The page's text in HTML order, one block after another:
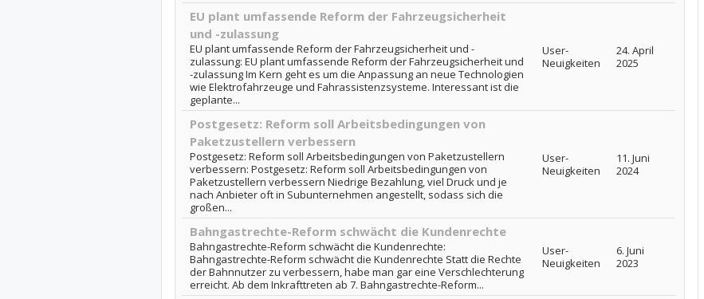
EU plant umfassende Reform der Fahrzeugsicherheit
und -zulassung
EU plant umfassende Reform der Fahrzeugsicherheit und -
zulassung: EU plant umfassende Reform der Fahrzeugsicherheit und
-zulassung Im Kern geht es um die Anpassung an neue Technologien
wie Elektrofahrzeuge und Fahrassistenzsysteme. Interessant ist die
geplante...
User-
Neuigkeiten
24. April
2025
Postgesetz: Reform soll Arbeitsbedingungen von
Paketzustellern verbessern
Postgesetz: Reform soll Arbeitsbedingungen von Paketzustellern
verbessern: Postgesetz: Reform soll Arbeitsbedingungen von
Paketzustellern verbessern Niedrige Bezahlung, viel Druck und je
nach Anbieter oft in Subunternehmen angestellt, sodass sich die
großen...
User-
Neuigkeiten
11. Juni
2024
Bahngastrechte-Reform schwächt die Kundenrechte
Bahngastrechte-Reform schwächt die Kundenrechte:
Bahngastrechte-Reform schwächt die Kundenrechte Statt die Rechte
der Bahnnutzer zu verbessern, habe man gar eine Verschlechterung
erreicht. Ab dem Inkrafttreten ab 7. Bahngastrechte-Reform...
User-
Neuigkeiten
6. Juni
2023